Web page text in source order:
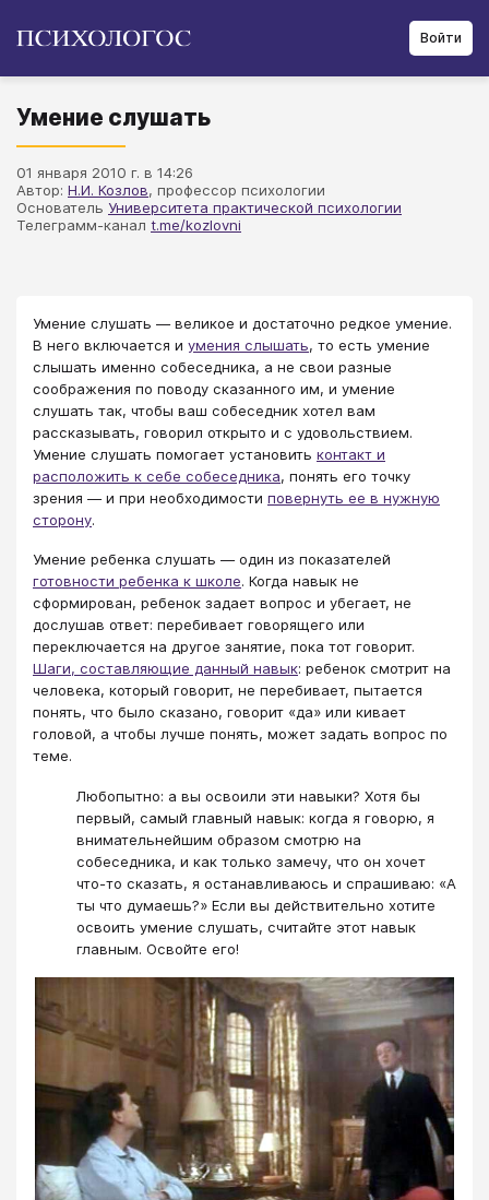
Войти
Умение слушать
01 января 2010 г. в 14:26
Автор: Н.И. Козлов, профессор психологии
Основатель Университета практической психологии
Телеграмм-канал t.me/kozlovni
Умение слушать — великое и достаточно редкое умение.
В него включается и умения слышать, то есть умение
слышать именно собеседника, а не свои разные
соображения по поводу сказанного им, и умение
слушать так, чтобы ваш собеседник хотел вам
рассказывать, говорил открыто и с удовольствием.
Умение слушать помогает установить контакт и
расположить к себе собеседника, понять его точку
зрения — и при необходимости повернуть ее в нужную
сторону.
Умение ребенка слушать — один из показателей
готовности ребенка к школе. Когда навык не
сформирован, ребенок задает вопрос и убегает, не
дослушав ответ: перебивает говорящего или
переключается на другое занятие, пока тот говорит.
Шаги, составляющие данный навык: ребенок смотрит на
человека, который говорит, не перебивает, пытается
понять, что было сказано, говорит «да» или кивает
головой, а чтобы лучше понять, может задать вопрос по
теме.
Любопытно: а вы освоили эти навыки? Хотя бы
первый, самый главный навык: когда я говорю, я
внимательнейшим образом смотрю на
собеседника, и как только замечу, что он хочет
что-то сказать, я останавливаюсь и спрашиваю: «А
ты что думаешь?» Если вы действительно хотите
освоить умение слушать, считайте этот навык
главным. Освойте его!